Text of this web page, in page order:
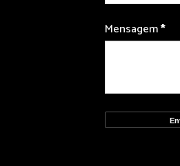
Mensagem*